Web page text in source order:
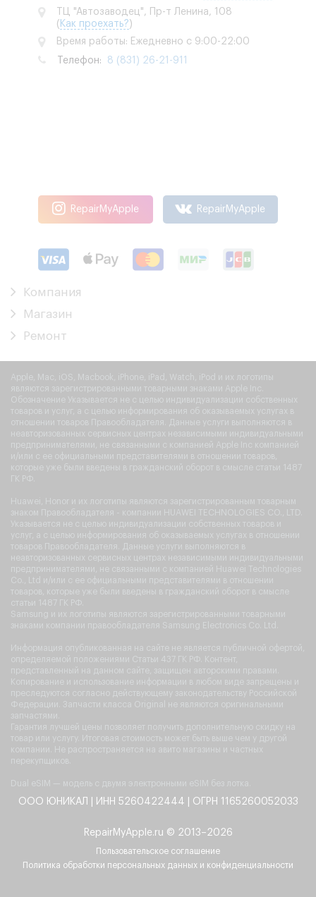
ТЦ "Автозаводец", Пр-т Ленина, 108
( Как проехать?)
Время работы: Ежедневно с 9:00-22:00
Телефон: 8 (831) 26-21-911
RepairMyApple RepairMyApple
Компания
Магазин
Ремонт
Apple, Mac, iOS, Macbook, iPhone, iPad, Watch, iPod и их логотипы
являются зарегистрированными товарными знаками Apple Inc.
Обозначение Указывается не с целью индивидуализации собственных
товаров и услуг, а с целью информирования об оказываемых услугах в
отношении товаров Правообладателя. Данные услуги выполняются в
неавторизованных сервисных центрах независимыми индивидуальными
предпринимателями, не связанными с компанией Apple Inc компанией
и/или с ее официальными представителями в отношении товаров,
которые уже были введены в гражданский оборот в смысле статьи 1487
ГК РФ.
Huawei, Honor и их логотипы являются зарегистрированным товарным
знаком Правообладателя - компании HUAWEI TECHNOLOGIES CO., LTD.
Указывается не с целью индивидуализации собственных товаров и
услуг, а с целью информирования об оказываемых услугах в отношении
товаров Правообладателя. Данные услуги выполняются в
неавторизованных сервисных центрах независимыми индивидуальными
предпринимателями, не связанными с компанией Huawei Technologies
Co., Ltd и/или с ее официальными представителями в отношении
товаров, которые уже были введены в гражданский оборот в смысле
статьи 1487 ГК РФ.
Samsung и их логотипы являются зарегистрированными товарными
знаками компании правообладателя Samsung Electronics Co. Ltd.
Информация опубликованная на сайте не является публичной офертой,
определяемой положениями Статьи 437 ГК РФ. Контент,
представленный на данном сайте, защищен авторскими правами.
Копирование и использование информации в любом виде запрещены и
преследуются согласно действующему законодательству Российской
Федерации. Запчасти класса Original не являются оригинальными
запчастями.
Гарантия лучшей цены позволяет получить дополнительную скидку на
товар или услугу. Итоговая стоимость может быть выше чем у другой
компании. Не распространяется на авито магазины и частных
перекупщиков.
Dual eSIM — модель с двумя электронными eSIM без лотка.
ООО ЮНИКАЛ | ИНН 5260422444 | ОГРН 1165260052033
RepairMyApple.ru © 2013–2026
Пользовательское соглашение
Политика обработки персональных данных и конфиденциальности